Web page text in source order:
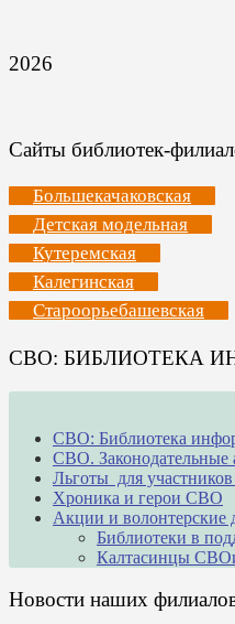
2026
Сайты библиотек-
Большекачаковская
Детская модельная
Кутеремская
Калегинская
Староорьебашевская
СВО: БИБЛИОТЕКА
СВО: Библиотека
СВО. Законодательные
Льготы для
Хроника и герои СВО
Акции и волонтерские
Библиотеки в
Калтасинцы
Новости наших